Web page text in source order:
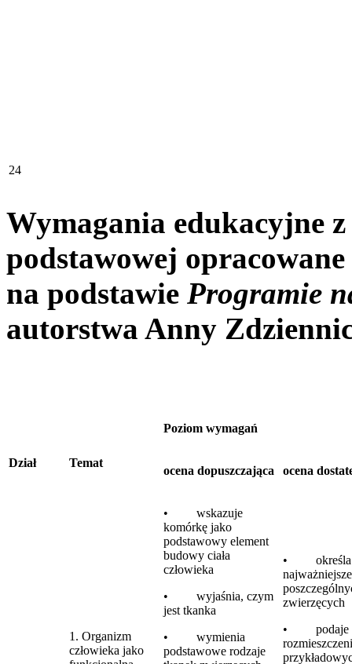
24
Wymagania edukacyjne
podstawowej opracowane
na podstawie Programie
autorstwa Anny
Dział Temat
Poziom wymagań
ocena dopuszczająca ocena
1. Organizm
człowieka jako
• wskazuje
komórkę jako
podstawowy element
budowy ciała
człowieka
• wyjaśnia, czym
jest tkanka
• wymienia
podstawowe rodzaje
• określa
zwierzęcych
• podaje